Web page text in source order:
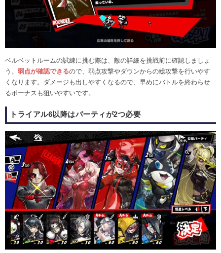
ベルベットルームの試練に挑む際は、敵の詳細を挑戦前に確認しましょ
う。 弱点が確認できるので、弱点攻撃やダウンからの総攻撃を行いやす
くなります。ダメージも出しやすくなるので、早めにバトルを終わらせ
るボーナスも狙いやすいです。
トライアル6以降はパーティが2つ必要